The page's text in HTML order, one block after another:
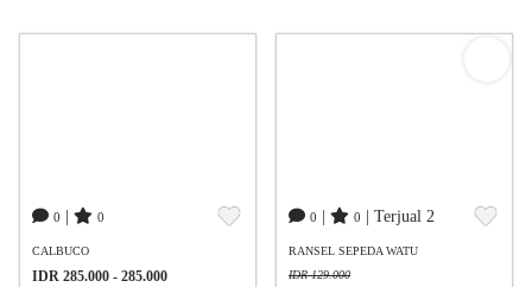
0 0
CALBUCO
IDR 285.000 - 285.000
0 0 | Terjual 2
RANSEL SEPEDA WATU
IDR 129.000